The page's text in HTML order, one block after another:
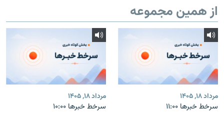
از همین مجموعه
مرداد ۱۸, ۱۴۰۵
سرخط خبرها ۱۱:۰۰
مرداد ۱۸, ۱۴۰۵
سرخط خبرها ۱۰:۰۰